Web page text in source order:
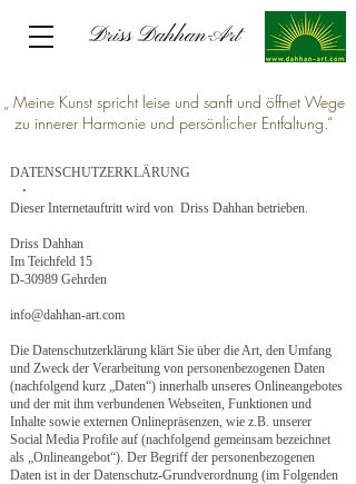
Driss Dahhan-Art
Driss Dahhan-Art
​„ Meine Kunst spricht leise und sanft und öffnet Wege
zu innerer Harmonie und persönlicher Entfaltung.“
.
DATENSCHUTZERKLÄRUNG
Dieser Internetauftritt wird von Driss Dahhan betrieben.
Driss Dahhan
Im Teichfeld 15
D-30989 Gehrden
info@dahhan-art.com
Die Datenschutzerklärung klärt Sie über die Art, den Umfang
und Zweck der Verarbeitung von personenbezogenen Daten
(nachfolgend kurz „Daten“) innerhalb unseres Onlineangebotes
und der mit ihm verbundenen Webseiten, Funktionen und
Inhalte sowie externen Onlinepräsenzen, wie z.B. unserer
Social Media Profile auf (nachfolgend gemeinsam bezeichnet
als „Onlineangebot“). Der Begriff der personenbezogenen
Daten ist in der Datenschutz-Grundverordnung (im Folgenden